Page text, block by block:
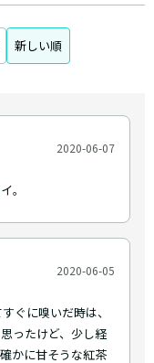
新しい順
2020-06-07
。
2020-06-05
ぐに嗅いだ時は、
ったけど、少し経
かに甘そうな紅茶